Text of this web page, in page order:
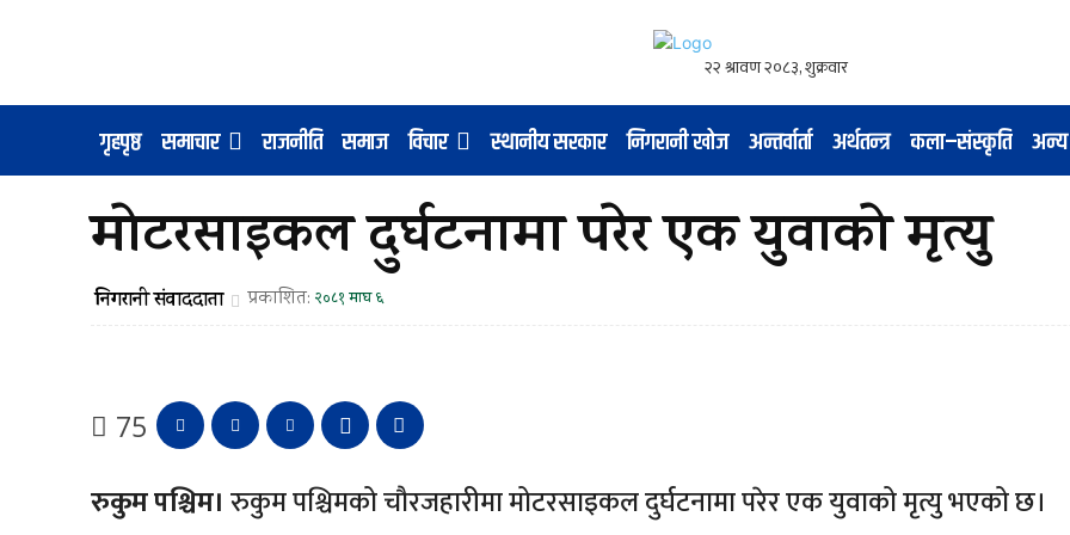
गृहपृष्ठ समाचार राजनीति समाज विचार स्थानीय सरकार निगरानी खोज अन्तर्वार्ता अर्थतन्त्र कला–संस्कृति अन्य
मोटरसाइकल दुर्घटनामा परेर एक युवाको मृत्यु
निगरानी संवाददाता प्रकाशित: २०८१ माघ ६
75
रुकुम पश्चिम। रुकुम पश्चिमको चौरजहारीमा मोटरसाइकल दुर्घटनामा परेर एक युवाको मृत्यु भएको छ।